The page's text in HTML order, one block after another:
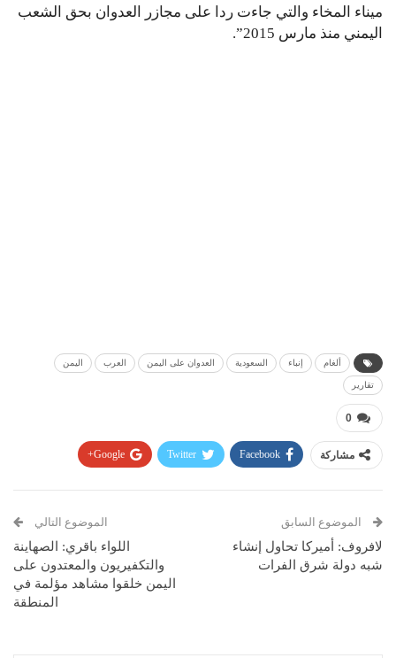
ميناء المخاء والتي جاءت ردا على مجازر العدوان بحق الشعب
اليمني منذ مارس 2015”.
ألغام إنباء السعودية العدوان على اليمن العرب اليمن
تقارير
0
مشاركة Facebook
Twitter
Google+
البريد الإلكتروني
الموضوع السابق
لافروف: أميركا تحاول إنشاء
شبه دولة شرق الفرات
الموضوع التالي
اللواء باقري: الصهاينة
والتكفيريون والمعتدون على
اليمن خلقوا مشاهد مؤلمة في
المنطقة